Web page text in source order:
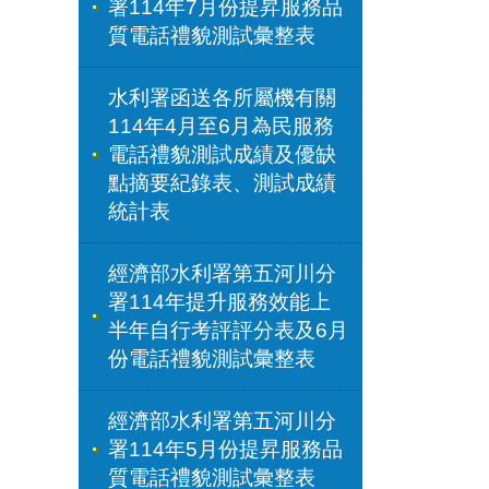
署114年7月份提昇服務品
質電話禮貌測試彙整表
水利署函送各所屬機有關
114年4月至6月為民服務
電話禮貌測試成績及優缺
點摘要紀錄表、測試成績
統計表
經濟部水利署第五河川分
署114年提升服務效能上
半年自行考評評分表及6月
份電話禮貌測試彙整表
經濟部水利署第五河川分
署114年5月份提昇服務品
質電話禮貌測試彙整表